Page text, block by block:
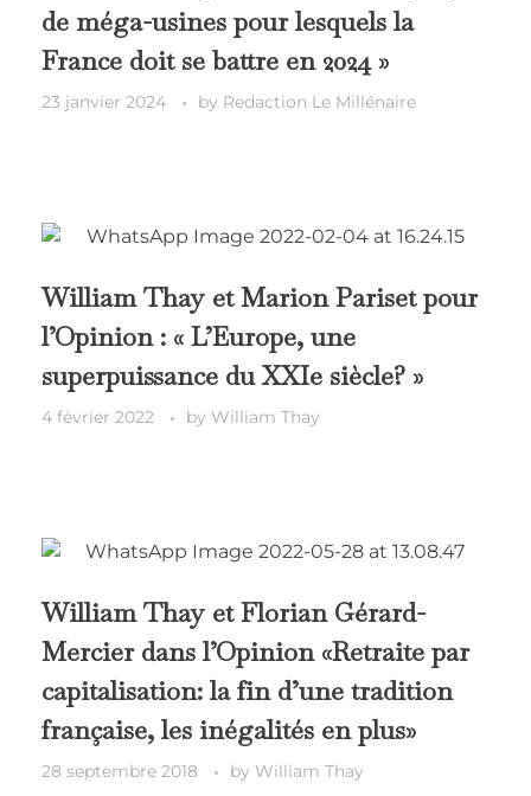
de méga-usines pour lesquels la
France doit se battre en 2024 »
23 janvier 2024 by Redaction Le Millénaire
William Thay et Marion Pariset pour
l’Opinion : « L’Europe, une
superpuissance du XXIe siècle? »
4 février 2022 by William Thay
William Thay et Florian Gérard-
Mercier dans l’Opinion «Retraite par
capitalisation: la fin d’une tradition
française, les inégalités en plus»
28 septembre 2018 by William Thay